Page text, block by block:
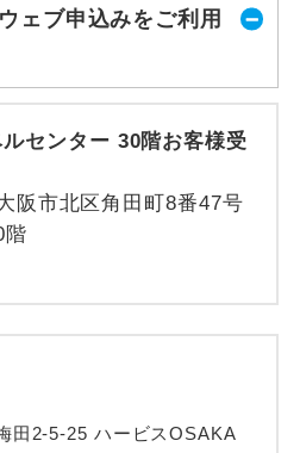
ェブ申込みをご利用
センター 30階お客様受
阪市北区角田町8番47号
階
田2-5-25 ハービスOSAKA